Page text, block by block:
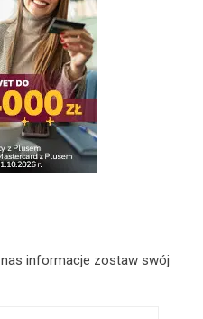
informacje zostaw swój